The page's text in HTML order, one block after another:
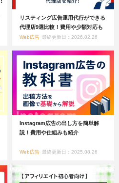
リスティング広告運用代行ができる
代理店9選比較！費用や少額対応も
Web広告 最終更新日：2026.02.26
Instagram広告の出し方を簡単解
説！費用や仕組みも紹介
Web広告 最終更新日：2025.08.26